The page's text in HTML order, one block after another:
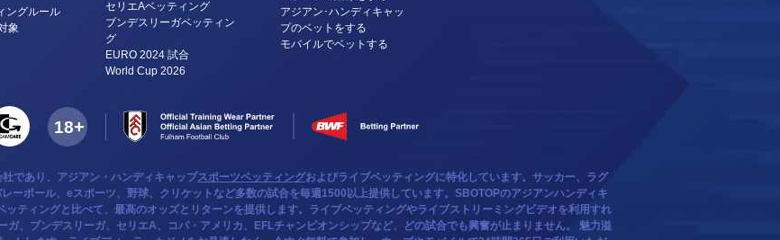
ングルール
象
セリエAベッティング
ブンデスリーガベッティン
グ
EURO 2024 試合
World Cup 2026
アジアン･ハンディキャッ
プのベットをする
モバイルでベットする
であり、アジアン・ハンディキャップスポーツベッティングおよびライブベッティングに特化しています。サッカー、ラグ
ーボール、eスポーツ、野球、クリケットなど多数の試合を毎週1500以上提供しています。SBOTOPのアジアンハンディキ
ティングと比べて、最高のオッズとリターンを提供します。ライブベッティングやライブストリーミングビデオを利用すれ
ガ、ブンデスリーガ、セリエA、コパ・アメリカ、EFLチャンピオンシップなど、どの試合でも興奮が止まりません。 魅力溢